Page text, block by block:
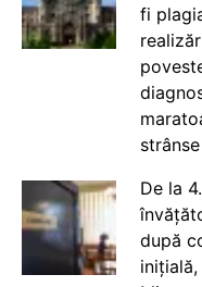
fi
De la
după